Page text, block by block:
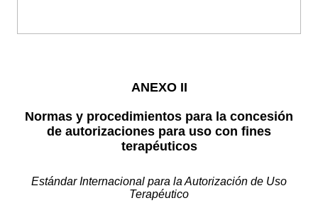
ANEXO II
Normas y procedimientos para la concesión
de autorizaciones para uso con fines
terapéuticos
Estándar Internacional para la Autorización de Uso
Terapéutico